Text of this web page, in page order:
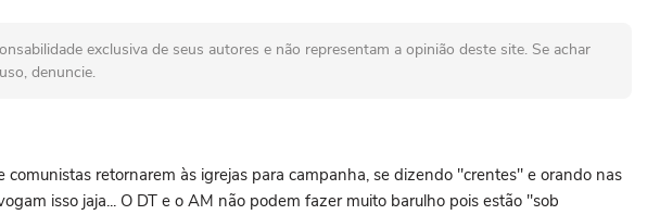
exclusiva de seus autores e não representam a opinião deste site. Se achar
denuncie.
comunistas retornarem às igrejas para campanha, se dizendo "crentes" e orando nas
isso jaja... O DT e o AM não podem fazer muito barulho pois estão "sob